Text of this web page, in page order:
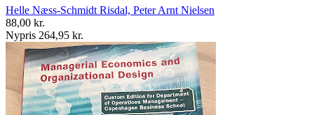
Helle Næss-Schmidt Risdal, Peter Arnt Nielsen
88,00 kr.
Nypris 264,95 kr.